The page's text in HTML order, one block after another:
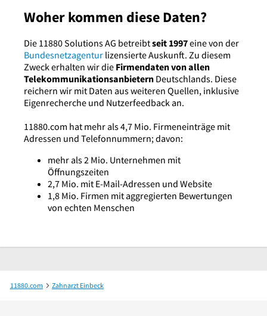
Woher kommen diese Daten?
Die 11880 Solutions AG betreibtseit 1997eine von der
Bundesnetzagentur lizensierte Auskunft. Zu diesem
Zweck erhalten wir die Firmendaten von allen
Telekommunikationsanbietern Deutschlands. Diese
reichern wir mit Daten aus weiteren Quellen, inklusive
Eigenrecherche und Nutzerfeedback an.
11880.com hat mehr als 4,7 Mio. Firmeneinträge mit
Adressen und Telefonnummern; davon:
mehr als 2 Mio. Unternehmen mit
Öffnungszeiten
2,7 Mio. mit E-Mail-Adressen und Website
1,8 Mio. Firmen mit aggregierten Bewertungen
von echten Menschen
11880.com
Zahnarzt Einbeck